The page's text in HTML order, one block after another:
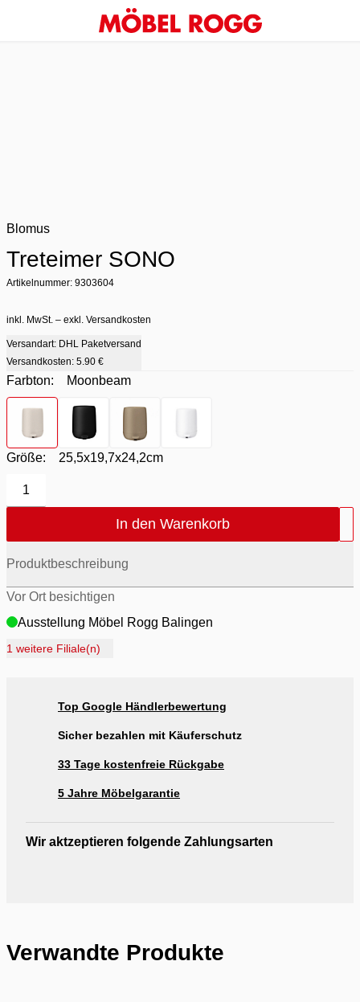
Blomus
Treteimer SONO
Artikelnummer: 9303604
inkl. MwSt. – exkl. Versandkosten
Versandart: DHL Paketversand
Versandkosten: 5.90 €
Farbton:
Moonbeam
Farbton
- Moonbeam
Farbton - Schwarz
Farbton Farbton
Größe: 25,5x19,7x24,2cm
1
In den Warenkorb
Produktbeschreibung
Vor Ort besichtigen
Ausstellung Möbel Rogg Balingen
Ausstellung Rogg Discount Balingen
Ausstellung Möbel Rogg Reutlingen
1 weitere Filiale(n)
Top Google Händlerbewertung
Sicher bezahlen mit Käuferschutz
33 Tage kostenfreie Rückgabe
5 Jahre Möbelgarantie
Wir aktzeptieren folgende Zahlungsarten
Verwandte Produkte